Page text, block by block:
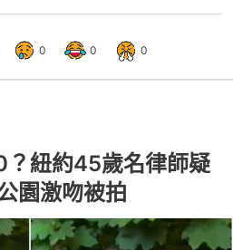
0 0 0
紐約45歲名律師疑
園激吻被拍